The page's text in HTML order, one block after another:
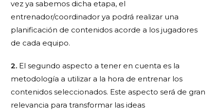
vez ya sabemos dicha etapa, el
entrenador/coordinador ya podrá realizar una
planificación de contenidos acorde a los jugadores
de cada equipo.
2. El segundo aspecto a tener en cuenta es la
metodología a utilizar a la hora de entrenar los
contenidos seleccionados. Este aspecto será de gran
relevancia para transformar las ideas